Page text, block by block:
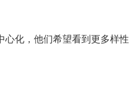
化，他们希望看到更多样性